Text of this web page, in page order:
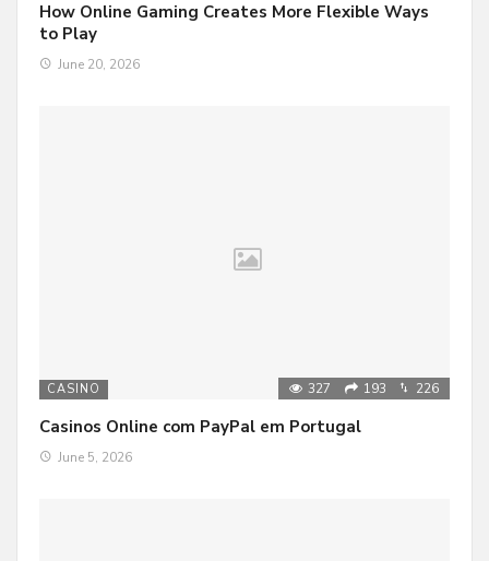
How Online Gaming Creates More Flexible Ways
to Play
June 20, 2026
CASINO 327 193 226
Casinos Online com PayPal em Portugal
June 5, 2026